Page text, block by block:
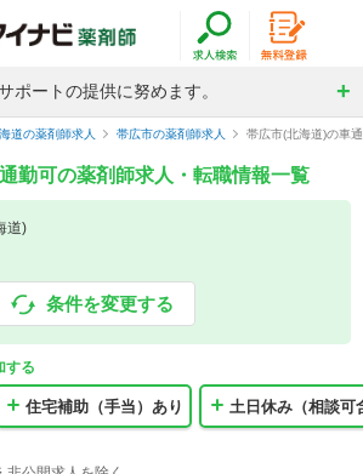
ポートの提供に努めます。
道の薬剤師求人 帯広市の薬剤師求人 帯広市(北海道)の車
勤可の薬剤師求人・転職情報一覧
道)
条件を変更する
する
住宅補助（手当）あり 土日休み（相談可